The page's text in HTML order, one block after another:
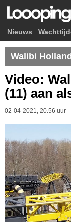
Nieuws
Walibi Holland
Video:
(11) aan
02-04-2021, 20.56 uur